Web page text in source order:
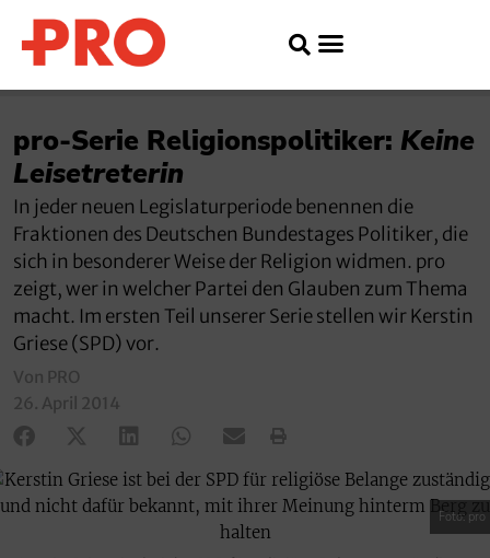
pro-Serie Religionspolitiker: Keine
Leisetreterin
In jeder neuen Legislaturperiode benennen die
Fraktionen des Deutschen Bundestages Politiker, die
sich in besonderer Weise der Religion widmen. pro
zeigt, wer in welcher Partei den Glauben zum Thema
macht. Im ersten Teil unserer Serie stellen wir Kerstin
Griese (SPD) vor.
Von PRO
26. April 2014
Foto: pro